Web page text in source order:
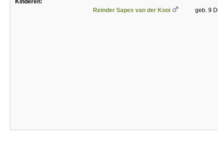
Kinderen:
Reinder Sapes van der Kooi
geb. 9